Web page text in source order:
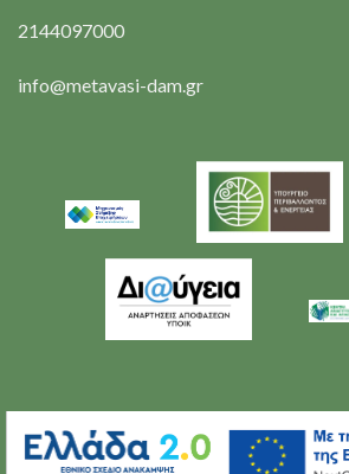
2144097000
info@metavasi-dam.gr